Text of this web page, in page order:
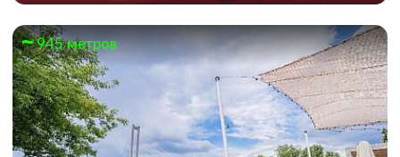
945 метров